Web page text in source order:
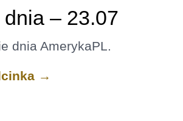
– 23.07
dnia AmerykaPL.
→